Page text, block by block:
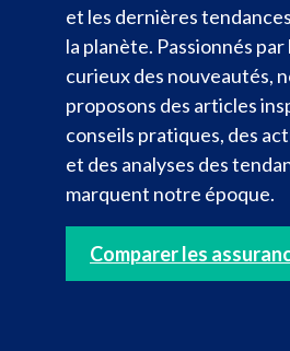
et les dernières
la planète. Passionnés
curieux des nouveautés,
proposons des articles
conseils pratiques, des
et des analyses des
marquent notre époque.
Comparer les